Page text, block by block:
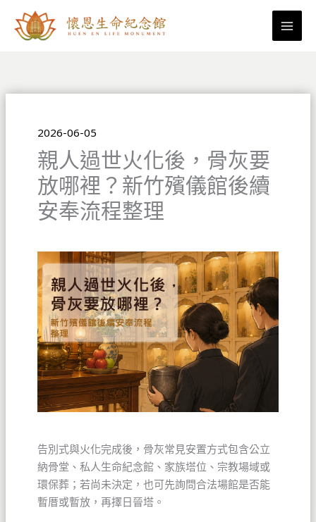
容
2026-06-05
親人過世火化後，骨灰要
放哪裡？新竹殯儀館後續
安奉流程整理
告別式與火化完成後，骨灰常見安置方式包含公立
納骨堂、私人生命紀念館、家族塔位、宗教場域或
環保葬；若尚未決定，也可先詢問合法場館是否能
暫厝或暫放，再擇日晉塔。